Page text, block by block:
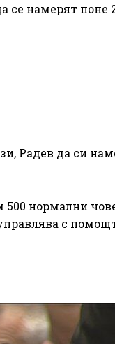
се намерят поне
Радев да си
500 нормални
с